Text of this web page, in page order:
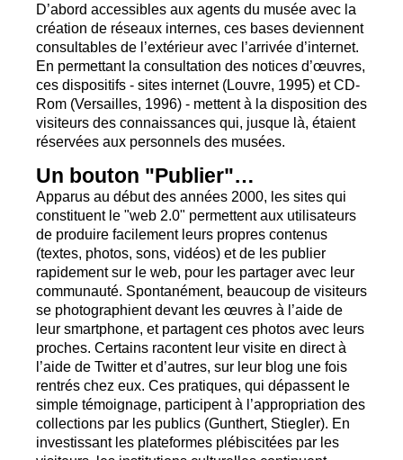
D’abord accessibles aux agents du musée avec la
création de réseaux internes, ces bases deviennent
consultables de l’extérieur avec l’arrivée d’internet.
En permettant la consultation des notices d’œuvres,
ces dispositifs - sites internet (Louvre, 1995) etCD-
Rom (Versailles, 1996) - mettent à la disposition des
visiteurs des connaissances qui, jusque là, étaient
réservées aux personnels des musées.
Un bouton "Publier"…
Apparus au début des années 2000, les sites qui
constituent le "web 2.0" permettent aux utilisateurs
de produire facilement leurs propres contenus
(textes, photos, sons, vidéos) et de les publier
rapidement sur le web, pour les partager avec leur
communauté. Spontanément, beaucoup de visiteurs
se photographient devant les œuvres à l’aide de
leur smartphone, et partagent ces photos avec leurs
proches. Certains racontent leur visite en direct à
l’aide de Twitter et d’autres, sur leur blog une fois
rentrés chez eux. Ces pratiques, qui dépassent le
simple témoignage, participent à l’appropriation des
collections par les publics (Gunthert, Stiegler). En
investissant les plateformes plébiscitées par les